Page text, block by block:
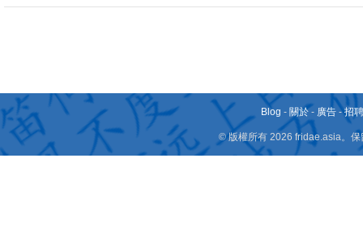
Blog - 關於 - 廣告 -招
© 版權所有 2026 fridae.asia。